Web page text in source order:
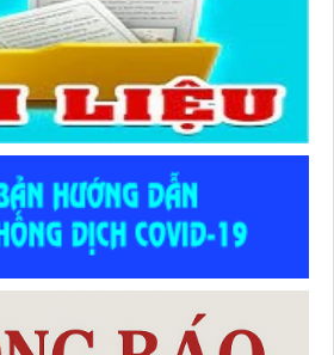
hành “Hướng dẫn kiểm soát yếu tố
tố nguy cơ, người mắc bệnh không lây
hành Thể lệ Hội thi Sáng tạo Kỹ
2027)